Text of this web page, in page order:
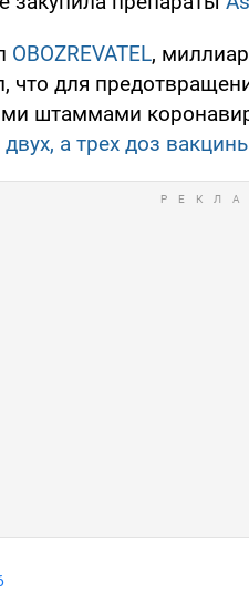
OBOZREVATEL,
что для
штаммами
двух, а трех доз